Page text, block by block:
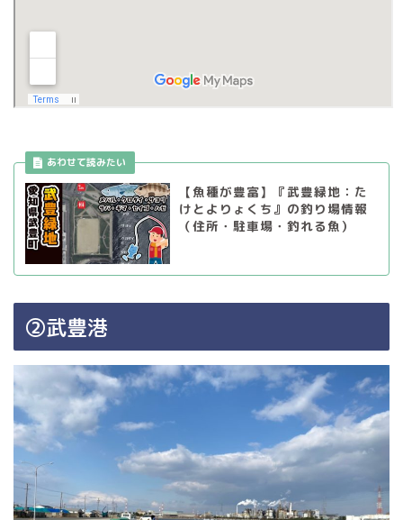
【魚種が豊富】『武豊緑地：た
けとよりょくち』の釣り場情報
（住所・駐車場・釣れる魚）
②武豊港